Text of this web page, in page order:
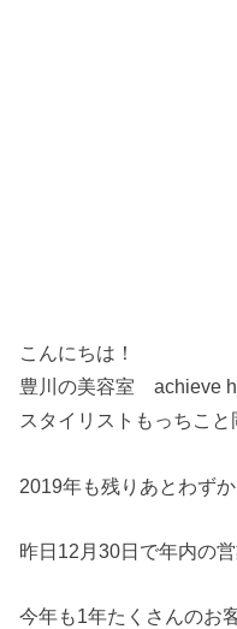
こんにちは！
豊川の美容室 achieve
スタイリストもっちこ
2019年も残りあとわずか
昨日12月30日で年内の
今年も1年たくさんのお